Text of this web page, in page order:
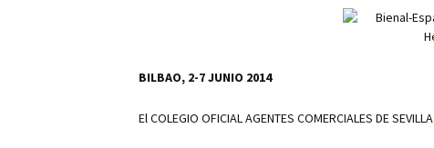
BILBAO, 2-7 JUNIO 2014
El COLEGIO OFICIAL AGENTES COMERCIALES DE SEVILLA